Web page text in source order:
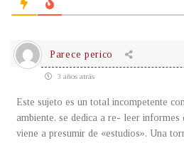
Parece perico
3 años atrás
Este sujeto es un total incompetente
ambiente, se dedica a re- leer
viene a presumir de «estudios». Una